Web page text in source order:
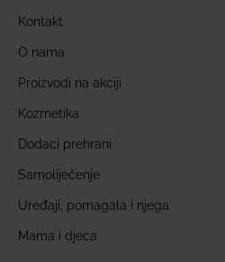
Kontakt
O nama
Proizvodi na akciji
Kozmetika
Dodaci prehrani
Samoliječenje
Uređaji, pomagala i njega
Mama i djeca